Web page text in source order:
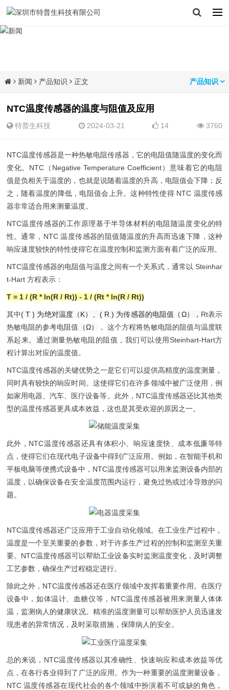
新闻 产品知识 正文 产品知识
NTC温度传感器的温度与阻值及应用
特普生科技 2024-03-21 14 3760
NTC温度传感器是一种热敏电阻传感器，它的电阻值随温度的变化而
变化。NTC（Negative Temperature Coefficient）意味着它的电阻
值是负相关于温度的，也就是说随着温度的升高，电阻值会下降；反
之，随着温度的降低，电阻值会上升。这种特性使得 NTC 温度传感
器非常适合用来测量温度。
NTC温度传感器的工作原理基于半导体材料的电阻随温度变化的特
性。通常，NTC 温度传感器的阻值随温度的升高而迅速下降，这种
响应速度较快的特性使得它在温度控制和监测方面有着广泛的应用。
NTC温度传感器的电阻值与温度之间有一个关系式，通常以 Steinhar
t-Hart 方程表示：
T = 1 / (R * ln(R / Rt)) - 1 / (Rt * ln(R / Rt))
其中( T ) 为绝对温度（K）、( R ) 为传感器的电阻值（Ω）， Rt表示
热敏电阻的参考电阻值 （Ω）
， 这个方程将热敏电阻的阻值与温度联
系起来。通过测量热敏电阻的阻值，我们可以使用Steinhart-Hart方
程计算出对应的温度值。
NTC温度传感器的关键优势之一是它们可以提供高精度的温度测量，
同时具有较快的响应时间。这使得它们在许多领域中被广泛使用，例
如家用电器、汽车、医疗设备等。此外，NTC温度传感器还比其他类
型的温度传感器更具成本效益，这也是其受欢迎的原因之一。
此外，NTC温度传感器还具有体积小、响应速度快、成本低廉等特
点，使得它们在现代电子设备中得到广泛应用。例如，在智能手机和
平板电脑等便携式设备中，NTC温度传感器可以用来监测设备内部的
温度，以确保设备在安全温度范围内运行，避免过热或过冷导致的问
题。
NTC温度传感器还广泛应用于工业自动化领域。在工业生产过程中，
温度是一个至关重要的参数，对于许多生产过程的控制和监测至关重
要。NTC温度传感器可以帮助工业设备实时监测温度变化，及时调整
工艺参数，确保生产过程稳定进行。
除此之外，NTC温度传感器还在医疗领域中发挥着重要作用。在医疗
设备中，如体温计、血糖仪等，NTC温度传感器被用来测量人体体
温，监测病人的健康状况。精准的温度测量可以帮助医护人员迅速发
现患者的异常情况，及时采取措施，保障病人的安全。
总的来说，NTC温度传感器以其准确性、快速响应和成本效益等优
点，在各行各业得到了广泛的应用。作为一种重要的温度测量设备，
NTC 温度传感器在现代社会的各个领域中扮演着不可或缺的角色，